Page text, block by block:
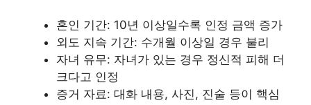
혼인 기간: 10년 이상일수록 인정 금액 증가
외도 지속 기간: 수개월 이상일 경우 불리
자녀 유무: 자녀가 있는 경우 정신적 피해 더
크다고 인정
증거 자료: 대화 내용, 사진, 진술 등이 핵심